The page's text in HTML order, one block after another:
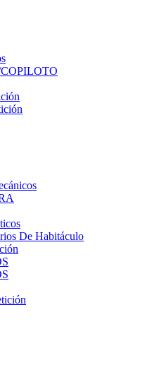
De Habitáculo